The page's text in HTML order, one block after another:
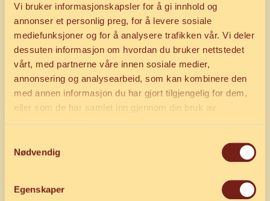
Vi bruker informasjonskapsler for å gi innhold og
annonser et personlig preg, for å levere sosiale
mediefunksjoner og for å analysere trafikken vår. Vi deler
dessuten informasjon om hvordan du bruker nettstedet
vårt, med partnerne våre innen sosiale medier,
annonsering og analysearbeid, som kan kombinere den
med annen informasjon du har gjort tilgjengelig for dem,
eller som de har samlet inn gjennom din bruk av
tjenestene deres.
Nødvendig
Egenskaper
Glutenfri
30cm melke- og glutenfri
bunn.
Vegansk